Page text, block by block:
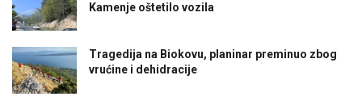
Kamenje oštetilo vozila
Tragedija na Biokovu, planinar preminuo zbog
vrućine i dehidracije